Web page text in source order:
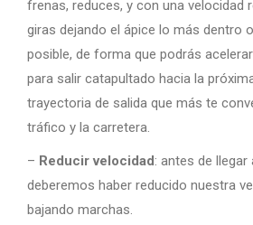
frenas, reduces, y con una velocidad
giras dejando el ápice lo más dentro
posible, de forma que podrás
para salir catapultado hacia la
trayectoria de salida que más te
tráfico y la carretera.
– Reducir velocidad: antes de llegar
deberemos haber reducido nuestra
bajando marchas.